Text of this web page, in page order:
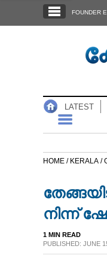
NOTIFIED NEWS
NEWS 360
CASE DIARY
FOUNDER
LATEST
HOME / KERALA /
നിന്ന്
1 MIN READ
PUBLISHED: JUNE